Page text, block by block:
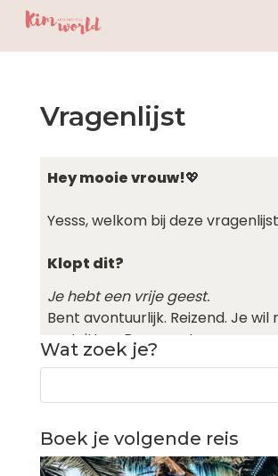
Vragenlijst
Wat zoek je?
Boek je volgende reis